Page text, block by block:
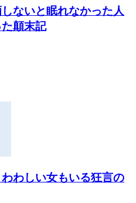
ないと眠れなかった人
顛末記
わしい女もいる狂言の